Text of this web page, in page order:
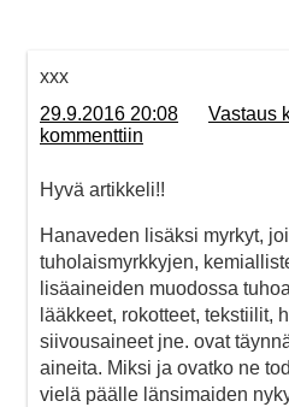
xxx
29.9.2016 20:08
Vastaus
kommenttiin
Hyvä artikkeli!!
Hanaveden lisäksi myrkyt,
tuholaismyrkkyjen,
lisäaineiden muodossa
lääkkeet, rokotteet, tekstiilit,
siivousaineet jne. ovat
aineita. Miksi ja ovatko ne
vielä päälle länsimaiden